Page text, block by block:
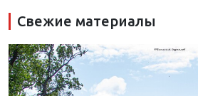
Свежие материалы